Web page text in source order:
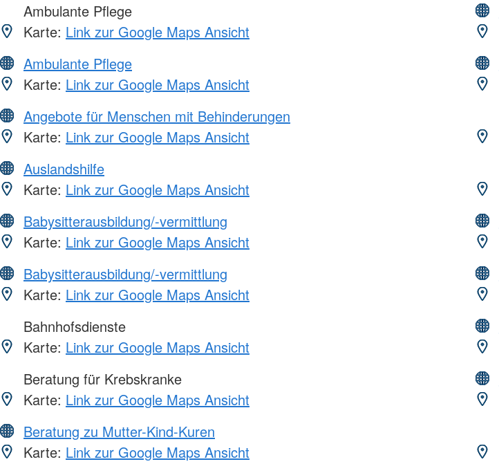
Ambulante Pflege
Karte: Link zur Google Maps Ansicht
Ambulante Pflege
Karte: Link zur Google Maps Ansicht
Angebote für Menschen mit Behinderungen
Karte: Link zur Google Maps Ansicht
Auslandshilfe
Karte: Link zur Google Maps Ansicht
Babysitterausbildung/-vermittlung
Karte: Link zur Google Maps Ansicht
Babysitterausbildung/-vermittlung
Karte: Link zur Google Maps Ansicht
Bahnhofsdienste
Karte: Link zur Google Maps Ansicht
Beratung für Krebskranke
Karte: Link zur Google Maps Ansicht
Beratung zu Mutter-Kind-Kuren
Karte: Link zur Google Maps Ansicht